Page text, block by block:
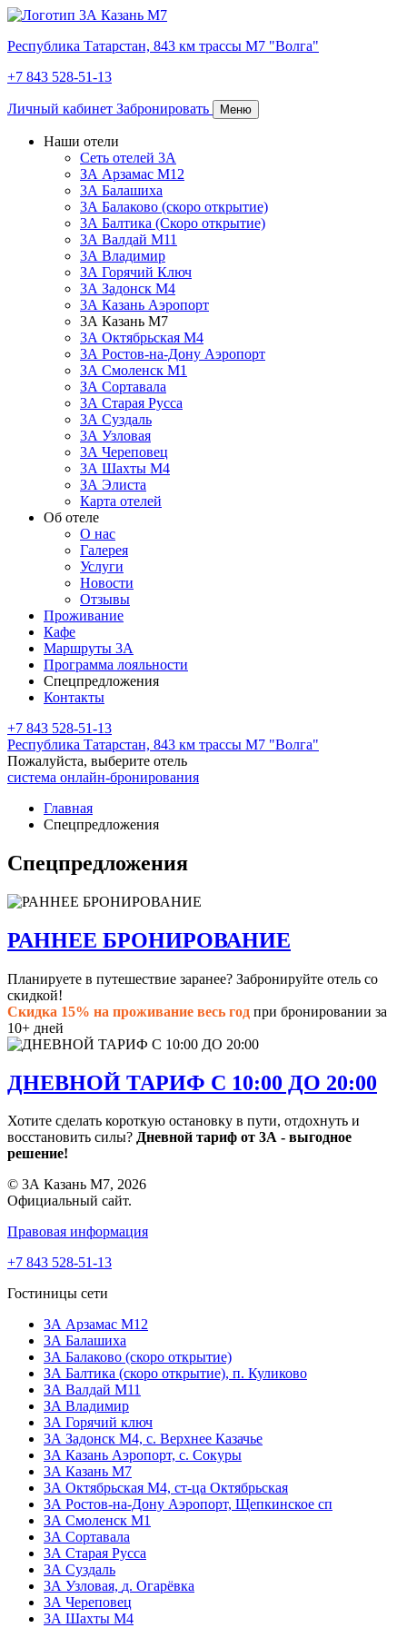
Республика Татарстан, 843 км трассы М7 "Волга"
+7 843 528-51-13
Личный кабинет Забронировать Меню
Наши отели
Сеть отелей 3А
ЗА Арзамас М12
3А Балашиха
3А Балаково (скоро открытие)
3А Балтика (Скоро открытие)
3А Валдай М11
3А Владимир
ЗА Горячий Ключ
3А Задонск М4
3А Казань Аэропорт
3А Казань M7
3А Октябрьская М4
3А Ростов-на-Дону Аэропорт
ЗА Смоленск М1
ЗА Сортавала
3А Старая Русса
3А Суздаль
3А Узловая
3А Череповец
3А Шахты М4
ЗА Элиста
Карта отелей
Об отеле
О нас
Галерея
Услуги
Новости
Отзывы
Проживание
Кафе
Маршруты 3А
Программа лояльности
Спецпредложения
Контакты
+7 843 528-51-13
Республика Татарстан, 843 км трассы М7 "Волга"
Пожалуйста, выберите отель
система онлайн-бронирования
Главная
Спецпредложения
Спецпредложения
РАННЕЕ БРОНИРОВАНИЕ
Планируете в путешествие заранее? Забронируйте отель со
скидкой!
Скидка 15% на проживание весь год при бронировании за
10+ дней
ДНЕВНОЙ ТАРИФ С 10:00 ДО 20:00
Хотите сделать короткую остановку в пути, отдохнуть и
восстановить силы? Дневной тариф от 3А - выгодное
решение!
© 3А Казань М7, 2026
Официальный сайт.
Правовая информация
+7 843 528-51-13
Гостиницы сети
3А Арзамас М12
3А Балашиха
3А Балаково (скоро открытие)
ЗА Балтика (скоро открытие), п. Куликово
ЗА Валдай M11
ЗА Владимир
3А Горячий ключ
3А Задонск М4, с. Верхнее Казачье
3А Казань Аэропорт, с. Сокуры
3А Казань М7
3А Октябрьская М4, ст-ца Октябрьская
3А Ростов-на-Дону Аэропорт, Щепкинское сп
ЗА Смоленск М1
3А Сортавала
3А Старая Русса
3А Суздаль
3А Узловая, д. Огарёвка
3А Череповец
3А Шахты М4